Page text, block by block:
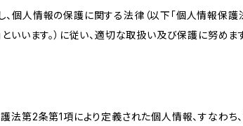
人情報の保護に関する法律（以下「個人情報保護法
いいます。）に従い、適切な取扱い及び保護に努めます
法第2条第1項により定義された個人情報、すなわち